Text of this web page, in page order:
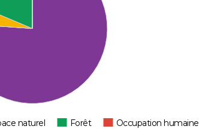
naturel Forêt
Occupation humaine